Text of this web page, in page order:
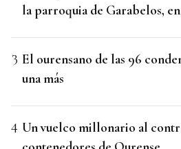
la parroquia de Garabelos,
El ourensano de las 96
una más
Un vuelco millonario al